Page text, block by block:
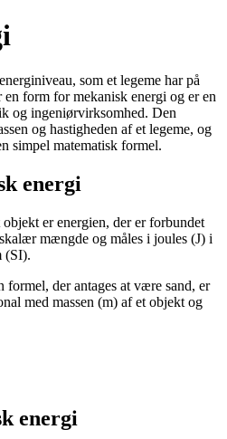
som et legeme har på
form for mekanisk energi og er en
og ingeniørvirksomhed. Den
og hastigheden af et legeme, og
simpel matematisk formel.
energi
er energien, der er forbundet
mængde og måles i joules (J) i
(SI).
formel, der antages at være sand, er
med massen (m) af et objekt og
energi